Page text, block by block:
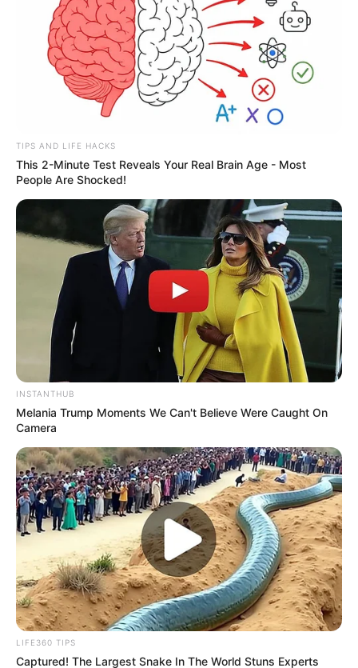
TIPS AND LIFE HACKS
This 2-Minute Test Reveals Your Real Brain Age - Most
People Are Shocked!
INSTANTHUB
Melania Trump Moments We Can't Believe Were Caught On
Camera
LIFE360 TIPS
Captured! The Largest Snake In The World Stuns Experts